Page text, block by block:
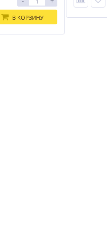
В КОРЗИНУ